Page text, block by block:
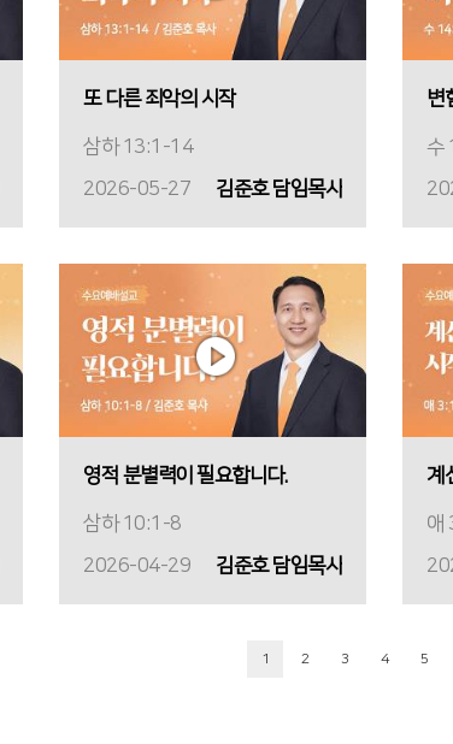
또 다른 죄악의 시작
삼하 13:1-14
2026-05-27
김준호 담임목사
변
수
영적 분별력이 필요합니다.
삼하 10:1-8
2026-04-29
김준호 담임목사
애
1 2 3 4 5